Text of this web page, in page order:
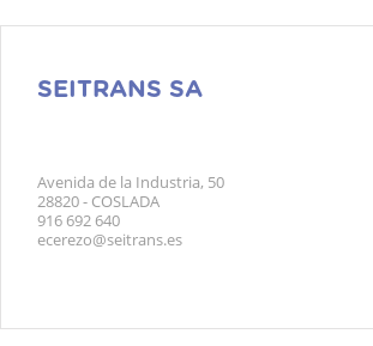
SEITRANS SA
Avenida de la Industria, 50
28820 - COSLADA
916 692 640
ecerezo@seitrans.es